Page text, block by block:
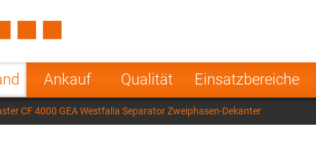
Ankauf Qualität Einsatzbereiche
Poland Norway
India
CF 4000 GEA Westfalia Separator Zweiphasen-Dekanter